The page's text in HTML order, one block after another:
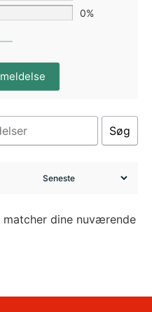
0%
Søg
matcher dine nuværende